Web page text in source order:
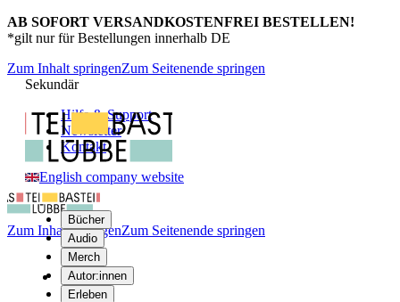
AB SOFORT VERSANDKOSTENFREI BESTELLEN!
*gilt nur für Bestellungen innerhalb DE
Zum Inhalt springenZum Seitenende springen
Sekundär
Hilfe & Support
Newsletter
Kontakt
English company website
Bücher
Audio
Merch
Autor:innen
Erleben
Zum Inhalt springenZum Seitenende springen